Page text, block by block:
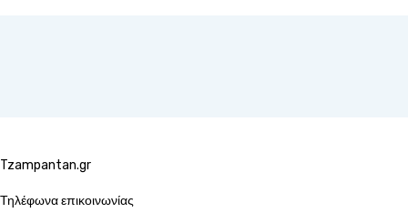
Tzampantan.gr
Τηλέφωνα επικοινωνίας